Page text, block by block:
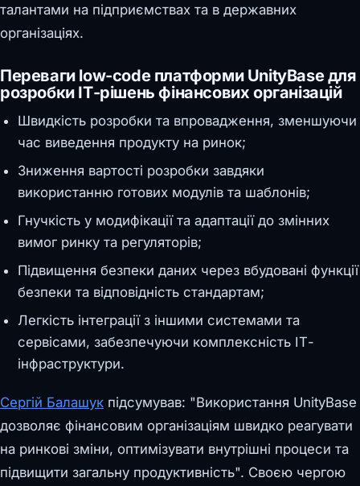
талантами на підприємствах та в державних
організаціях.
Переваги low-code платформи UnityBase для
розробки ІТ-рішень фінансових організацій
Швидкість розробки та впровадження, зменшуючи
час виведення продукту на ринок;
Зниження вартості розробки завдяки
використанню готових модулів та шаблонів;
Гнучкість у модифікації та адаптації до змінних
вимог ринку та регуляторів;
Підвищення безпеки даних через вбудовані функції
безпеки та відповідність стандартам;
Легкість інтеграції з іншими системами та
сервісами, забезпечуючи комплексність ІТ-
інфраструктури.
Сергій Балашук підсумував: "Використання UnityBase
дозволяє фінансовим організаціям швидко реагувати
на ринкові зміни, оптимізувати внутрішні процеси та
підвищити загальну продуктивність". Своєю чергою